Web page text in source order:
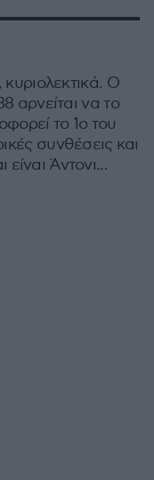
κυριολεκτικά. Ο
αρνείται να το
το 1ο του
συνθέσεις και
Άντονι...